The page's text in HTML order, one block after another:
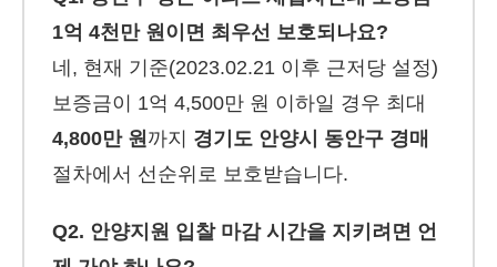
1억 4천만 원이면 최우선 보호되나요?
네, 현재 기준(2023.02.21 이후 근저당 설정)
보증금이 1억 4,500만 원 이하일 경우 최대
4,800만 원 까지 경기도 안양시 동안구 경매
절차에서 선순위로 보호받습니다.
Q2. 안양지원 입찰 마감 시간을 지키려면 언